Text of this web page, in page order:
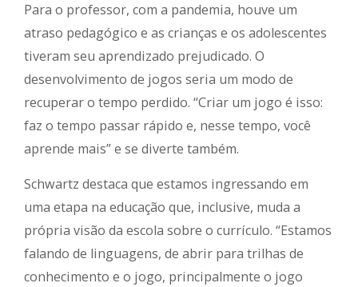
Para o professor, com a pandemia, houve um
atraso pedagógico e as crianças e os adolescentes
tiveram seu aprendizado prejudicado. O
desenvolvimento de jogos seria um modo de
recuperar o tempo perdido. “Criar um jogo é isso:
faz o tempo passar rápido e, nesse tempo, você
aprende mais” e se diverte também.
Schwartz destaca que estamos ingressando em
uma etapa na educação que, inclusive, muda a
própria visão da escola sobre o currículo. “Estamos
falando de linguagens, de abrir para trilhas de
conhecimento e o jogo, principalmente o jogo